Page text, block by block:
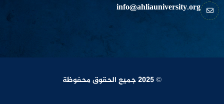
info@ahliauniversity.org
© 2025 جميع الحقوق محفوظة